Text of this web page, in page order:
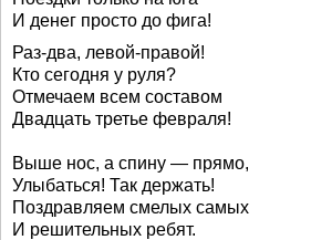
И денег просто до фига!
Раз-два, левой-правой!
Кто сегодня у руля?
Отмечаем всем составом
Двадцать третье февраля!
Выше нос, а спину — прямо,
Улыбаться! Так держать!
Поздравляем смелых самых
И решительных ребят.